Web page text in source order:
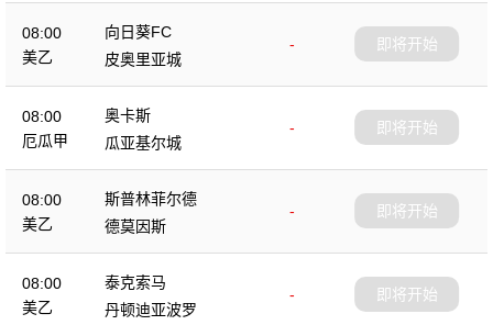
08:00
美乙
向日葵FC
-
皮奥里亚城
即将开始
08:00
厄瓜甲
奥卡斯
-
瓜亚基尔城
即将开始
08:00
美乙
斯普林菲尔德
-
德莫因斯
即将开始
08:00
美乙
泰克索马
-
丹顿迪亚波罗
即将开始